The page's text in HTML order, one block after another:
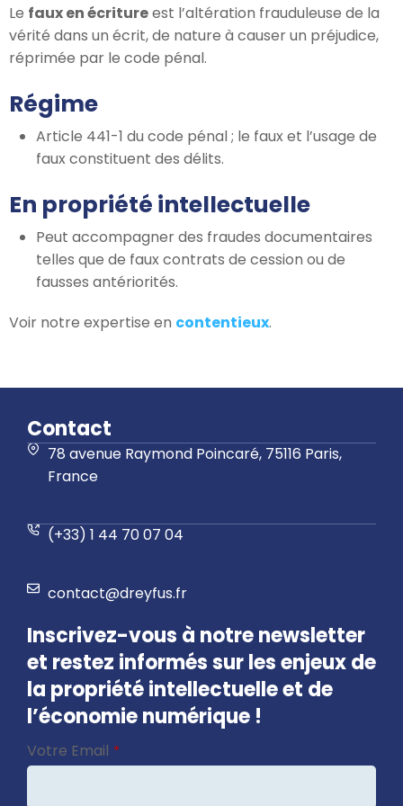
Le faux en écritureest l’altération frauduleuse de la
vérité dans un écrit, de nature à causer un préjudice,
réprimée par le code pénal.
Régime
Article 441-1 du code pénal ; le faux et l’usage de
faux constituent des délits.
En propriété intellectuelle
Peut accompagner des fraudes documentaires
telles que de faux contrats de cession ou de
fausses antériorités.
Voir notre expertise en contentieux.
Contact
78 avenue Raymond Poincaré, 75116 Paris,
France
(+33) 1 44 70 07 04
contact@dreyfus.fr
Inscrivez-vous à notre newsletter
et restez informés sur les enjeux de
la propriété intellectuelle et de
l’économie numérique !
Website
URL *
Votre Email *